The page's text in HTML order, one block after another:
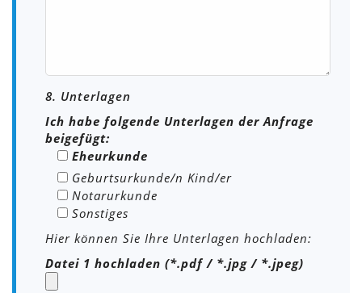
8. Unterlagen
Ich habe folgende Unterlagen der Anfrage
beigefügt:
Eheurkunde
Geburtsurkunde/n Kind/er
Notarurkunde
Sonstiges
Hier können Sie Ihre Unterlagen hochladen:
Datei 1 hochladen (*.pdf / *.jpg / *.jpeg)